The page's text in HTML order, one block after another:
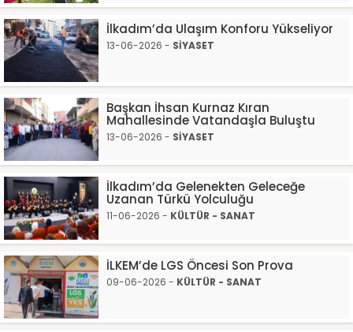
İlkadım’da Ulaşım Konforu Yükseliyor
13-06-2026 - SİYASET
Başkan İhsan Kurnaz Kıran
Mahallesinde Vatandaşla Buluştu
13-06-2026 - SİYASET
İlkadım’da Gelenekten Geleceğe
Uzanan Türkü Yolculuğu
11-06-2026 - KÜLTÜR - SANAT
İLKEM’de LGS Öncesi Son Prova
09-06-2026 - KÜLTÜR - SANAT